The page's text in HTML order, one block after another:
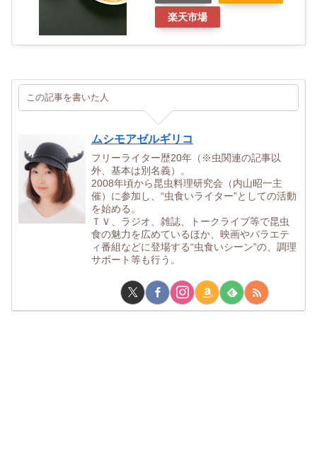
楽天市場
この記事を書いた人
ムシモアゼルギリコ
フリーライター歴20年（※虫関連の記事以
外、基本は別名義）。
2008年頃から昆虫料理研究会（内山昭一主
催）に参加し、“虫食いライター”としての活動
を始める。
ＴＶ、ラジオ、雑誌、トークライブ等で昆虫
食の魅力を広めているほか、映画やバラエテ
ィ番組などに登場する“虫食いシーン”の、調理
サポート等も行う。